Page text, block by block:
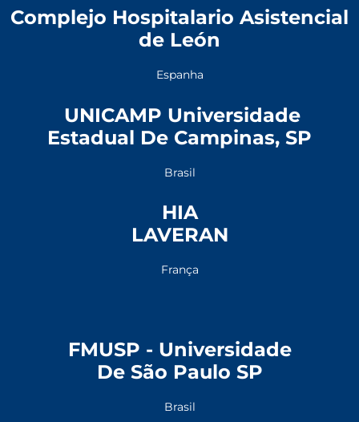
Complejo Hospitalario Asistencial
de León
Espanha
UNICAMP Universidade
Estadual De Campinas, SP
Brasil
HIA
LAVERAN
França
FMUSP - Universidade
De São Paulo SP
Brasil